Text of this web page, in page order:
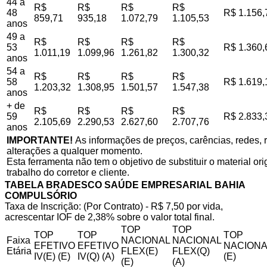
44 a
48
anos
R$
859,71
R$
935,18
R$
1.072,79
R$
1.105,53
R$
49 a
53
anos
R$
1.011,19
R$
1.099,96
R$
1.261,82
R$
1.300,32
R$
54 a
58
anos
R$
1.203,32
R$
1.308,95
R$
1.501,57
R$
1.547,38
R$
+ de
59
anos
R$
2.105,69
R$
2.290,53
R$
2.627,60
R$
2.707,76
R$
IMPORTANTE! As informações de preços, carências,
alterações a qualquer momento.
Esta ferramenta não tem o objetivo de substituir o material
trabalho do corretor e cliente.
TABELA BRADESCO SAÚDE EMPRESARIAL BAHIA
COMPULSÓRIO
Taxa de Inscrição: (Por Contrato) - R$ 7,50 por vida,
acrescentar IOF de 2,38% sobre o valor total final.
Faixa
Etária
TOP
EFETIVO
IV(E) (E)
TOP
EFETIVO
IV(Q) (A)
TOP
NACIONAL
FLEX(E)
(E)
TOP
NACIONAL
FLEX(Q)
(A)
TOP
(E)